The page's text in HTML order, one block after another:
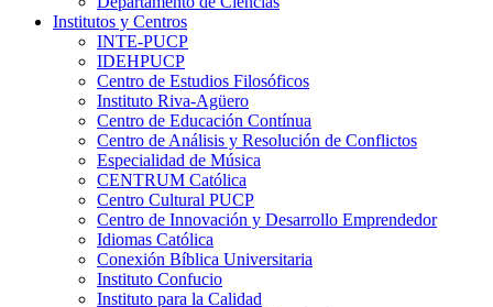
Institutos y Centros
INTE-PUCP
IDEHPUCP
Centro de Estudios Filosóficos
Instituto Riva-Agüero
Centro de Educación Contínua
Centro de Análisis y Resolución de Conflictos
Especialidad de Música
CENTRUM Católica
Centro Cultural PUCP
Centro de Innovación y Desarrollo Emprendedor
Idiomas Católica
Conexión Bíblica Universitaria
Instituto Confucio
Instituto para la Calidad